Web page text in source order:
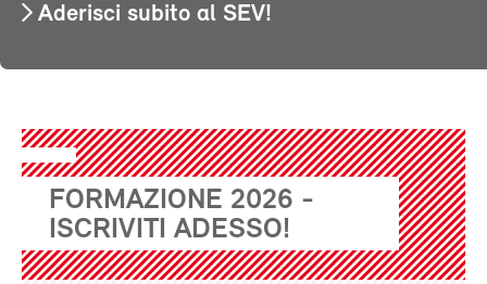
Aderisci subito al SEV!
FORMAZIONE 2026 -
ISCRIVITI ADESSO!